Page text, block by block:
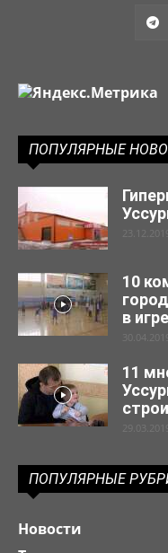
ПОПУЛЯРНЫЕ
23.12.2019
10
в
30.04.2019
11
29.03.2019
ПОПУЛЯРНЫЕ
Новости